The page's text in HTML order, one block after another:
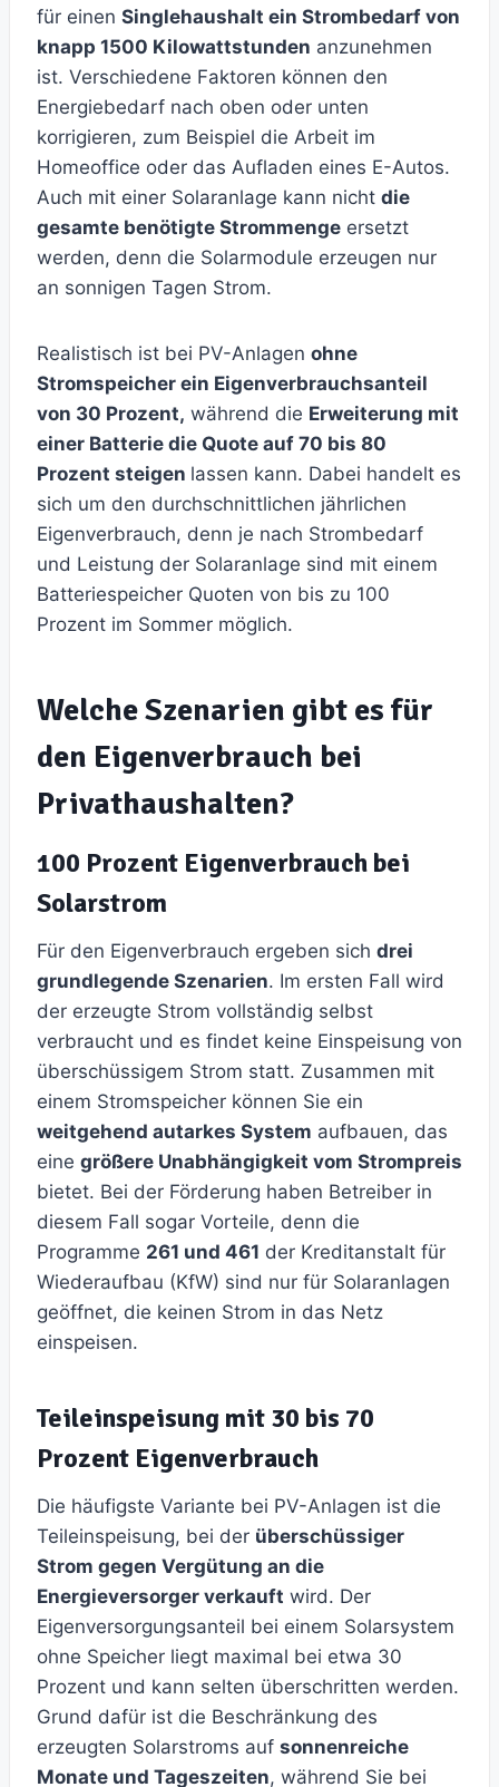
für einen Singlehaushalt ein Strombedarf von
knapp 1500 Kilowattstunden anzunehmen
ist. Verschiedene Faktoren können den
Energiebedarf nach oben oder unten
korrigieren, zum Beispiel die Arbeit im
Homeoffice oder das Aufladen eines E-Autos.
Auch mit einer Solaranlage kann nicht die
gesamte benötigte Strommenge ersetzt
werden, denn die Solarmodule erzeugen nur
an sonnigen Tagen Strom.
Realistisch ist bei PV-Anlagen ohne
Stromspeicher ein Eigenverbrauchsanteil
von 30 Prozent, während die Erweiterung mit
einer Batterie die Quote auf 70 bis 80
Prozent steigen lassen kann. Dabei handelt es
sich um den durchschnittlichen jährlichen
Eigenverbrauch, denn je nach Strombedarf
und Leistung der Solaranlage sind mit einem
Batteriespeicher Quoten von bis zu 100
Prozent im Sommer möglich.
Welche Szenarien gibt es für
den Eigenverbrauch bei
Privathaushalten?
100 Prozent Eigenverbrauch bei
Solarstrom
Für den Eigenverbrauch ergeben sich drei
grundlegende Szenarien. Im ersten Fall wird
der erzeugte Strom vollständig selbst
verbraucht und es findet keine Einspeisung von
überschüssigem Strom statt. Zusammen mit
einem Stromspeicher können Sie ein
weitgehend autarkes System aufbauen, das
eine größere Unabhängigkeit vom Strompreis
bietet. Bei der Förderung haben Betreiber in
diesem Fall sogar Vorteile, denn die
Programme 261 und 461 der Kreditanstalt für
Wiederaufbau (KfW) sind nur für Solaranlagen
geöffnet, die keinen Strom in das Netz
einspeisen.
Teileinspeisung mit 30 bis 70
Prozent Eigenverbrauch
Die häufigste Variante bei PV-Anlagen ist die
Teileinspeisung, bei der überschüssiger
Strom gegen Vergütung an die
Energieversorger verkauft wird. Der
Eigenversorgungsanteil bei einem Solarsystem
ohne Speicher liegt maximal bei etwa 30
Prozent und kann selten überschritten werden.
Grund dafür ist die Beschränkung des
erzeugten Solarstroms auf sonnenreiche
Monate und Tageszeiten, während Sie bei